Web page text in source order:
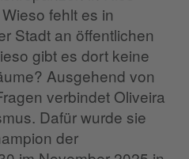
fehlt es in
Stadt an öffentlichen
gibt es dort keine
Ausgehend von
verbindet Oliveira
Dafür wurde sie
der